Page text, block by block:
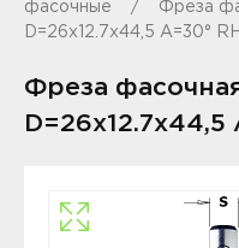
фасочные
Фреза
D=26x12.7x44,5 A=30° RH
Фреза
D=26x12.7x44,5